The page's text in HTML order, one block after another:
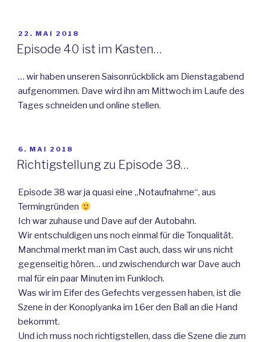
VERÖFFENTLICHT
AM
22. MAI 2018
Episode 40 ist im Kasten…
… wir haben unseren Saisonrückblick am Dienstagabend
aufgenommen. Dave wird ihn am Mittwoch im Laufe des
Tages schneiden und online stellen.
VERÖFFENTLICHT
AM
6. MAI 2018
Richtigstellung zu Episode 38…
Episode 38 war ja quasi eine „Notaufnahme“, aus
Termingründen
Ich war zuhause und Dave auf der Autobahn.
Wir entschuldigen uns noch einmal für die Tonqualität.
Manchmal merkt man im Cast auch, dass wir uns nicht
gegenseitig hören… und zwischendurch war Dave auch
mal für ein paar Minuten im Funkloch.
Was wir im Eifer des Gefechts vergessen haben, ist die
Szene in der Konoplyanka im 16er den Ball an die Hand
bekommt.
Und ich muss noch richtigstellen, dass die Szene die zum